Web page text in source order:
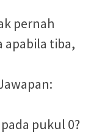
pernah
apabila tiba,
pukul 0?